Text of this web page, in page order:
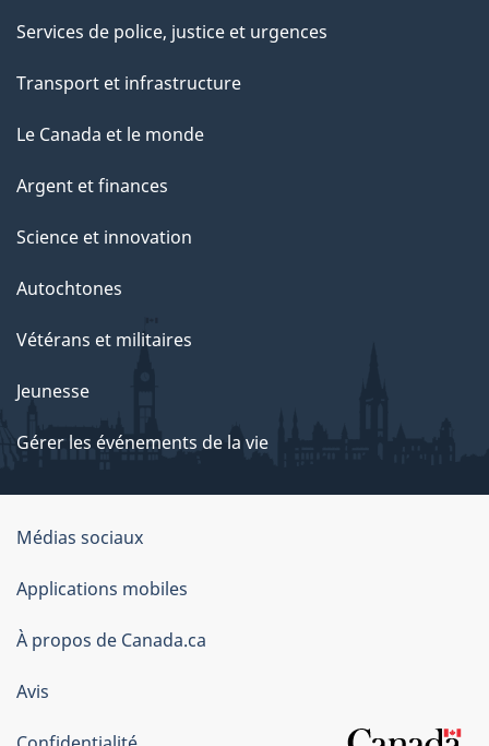
Services de police, justice et urgences
Transport et infrastructure
Le Canada et le monde
Argent et finances
Science et innovation
Autochtones
Vétérans et militaires
Jeunesse
Gérer les événements de la vie
Organisation
du
gouvernement
du
Canada
Médias sociaux
Applications mobiles
À propos de Canada.ca
Avis